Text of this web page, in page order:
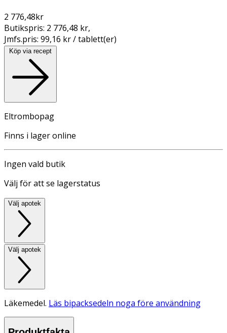
2 776,48kr
Butikspris: 2 776,48 kr,
Jmfs.pris: 99,16 kr / tablett(er)
Köp via recept
Eltrombopag
Finns i lager online
Ingen vald butik
Välj för att se lagerstatus
Välj apotek
Välj apotek
Läkemedel. Läs bipacksedeln noga före användning